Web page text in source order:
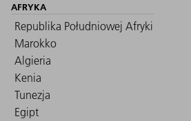
AFRYKA
Republika Południowej Afryki
Marokko
Algieria
Kenia
Tunezja
Egipt